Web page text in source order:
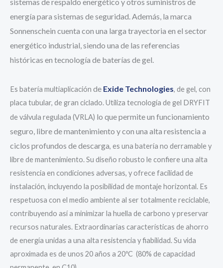
sistemas de respaldo energético y otros suministros de
energía para sistemas de seguridad. Además, la marca
Sonnenschein cuenta con una larga trayectoria en el sector
energético industrial, siendo una de las referencias
históricas en tecnología de baterías de gel.
Es batería multiaplicación de Exide Technologies, de gel, con
placa tubular, de gran ciclado. Utiliza tecnología de gel DRYFIT
de válvula regulada (VRLA) lo que permite un funcionamiento
seguro, libre de mantenimiento y con una alta resistencia a
ciclos profundos de descarga, es una batería no derramable y
libre de mantenimiento. Su diseño robusto le confiere una alta
resistencia en condiciones adversas, y ofrece facilidad de
instalación, incluyendo la posibilidad de montaje horizontal. Es
respetuosa con el medio ambiente al ser totalmente reciclable,
contribuyendo así a minimizar la huella de carbono y preservar
recursos naturales. Extraordinarias características de ahorro
de energía unidas a una alta resistencia y fiabilidad. Su vida
aproximada es de unos 20 años a 20ºC (80% de capacidad